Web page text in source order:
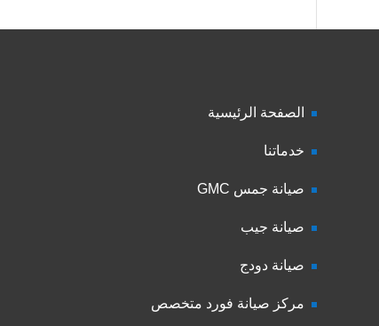
الصفحة الرئيسية
خدماتنا
صيانة جمس GMC
صيانة جيب
صيانة دودج
مركز صيانة فورد متخصص